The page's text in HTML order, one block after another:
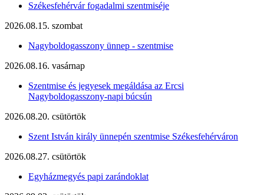
Székesfehérvár fogadalmi szentmiséje
2026.08.15. szombat
Nagyboldogasszony ünnep - szentmise
2026.08.16. vasárnap
Szentmise és jegyesek megáldása az Ercsi
Nagyboldogasszony-napi búcsún
2026.08.20. csütörtök
Szent István király ünnepén szentmise Székesfehérváron
2026.08.27. csütörtök
Egyházmegyés papi zarándoklat